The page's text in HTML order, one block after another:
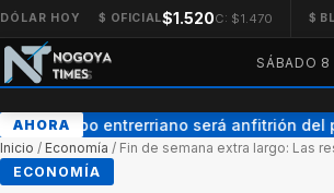
DÓLAR HOY $ OFICIAL$1.520C: $1.470 $
SÁBADO
AHORA
Un obispo entrerriano será anfitrión del
Inicio / Economía / Fin de semana extra largo: Las
ECONOMÍA